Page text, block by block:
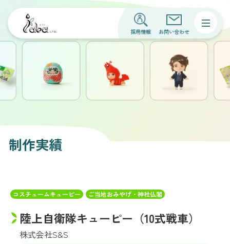
採用情報 お問い合わせ
制作実績
コスチュームキューピー ご当地おみやげ・神社仏閣
陸上自衛隊キューピー（10式戦車）
株式会社S&S